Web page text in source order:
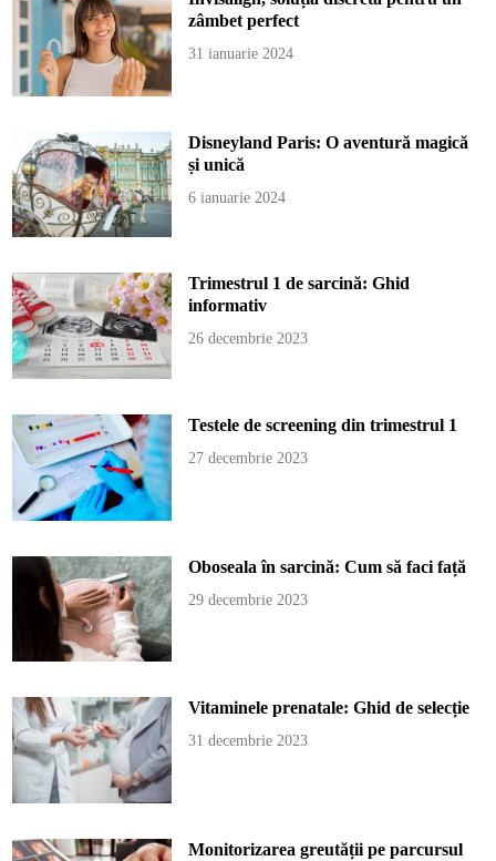
zâmbet perfect
31 ianuarie 2024
Disneyland Paris: O aventură magică
și unică
6 ianuarie 2024
Trimestrul 1 de sarcină: Ghid
informativ
26 decembrie 2023
Testele de screening din trimestrul 1
27 decembrie 2023
Oboseala în sarcină: Cum să faci față
29 decembrie 2023
Vitaminele prenatale: Ghid de selecție
31 decembrie 2023
Monitorizarea greutății pe parcursul